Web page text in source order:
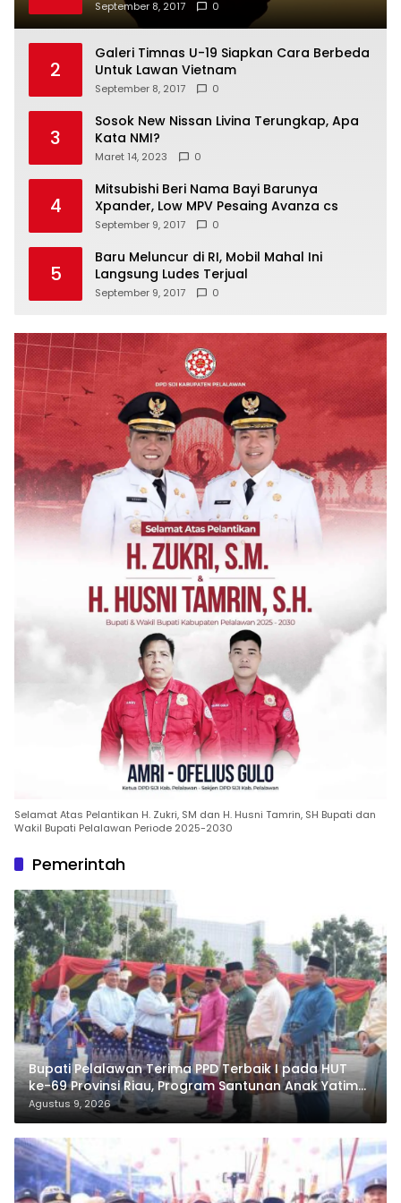
September 8, 2017 0
2
Galeri Timnas U-19 Siapkan Cara Berbeda
Untuk Lawan Vietnam
September 8, 2017 0
3
Sosok New Nissan Livina Terungkap, Apa
Kata NMI?
Maret 14, 2023 0
4
Mitsubishi Beri Nama Bayi Barunya
Xpander, Low MPV Pesaing Avanza cs
September 9, 2017 0
5
Baru Meluncur di RI, Mobil Mahal Ini
Langsung Ludes Terjual
September 9, 2017 0
Selamat Atas Pelantikan H. Zukri, SM dan H. Husni Tamrin, SH Bupati dan
Wakil Bupati Pelalawan Periode 2025-2030
Pemerintah
Bupati Pelalawan Terima PPD Terbaik I pada HUT
ke-69 Provinsi Riau, Program Santunan Anak Yatim
Jadi Sorotan
Agustus 9, 2026